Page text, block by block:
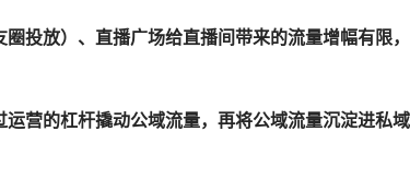
投放）、直播广场给直播间带来的流量增幅有限
营的杠杆撬动公域流量，再将公域流量沉淀进私